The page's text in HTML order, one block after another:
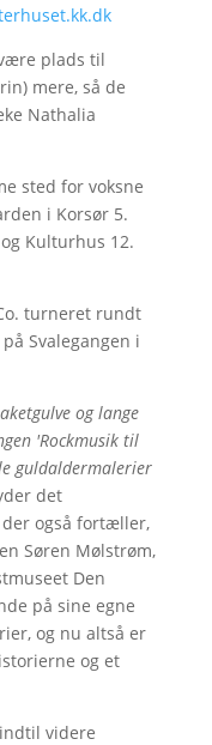
plads til
mere, så de
Nathalia
sted for voksne
i Korsør 5.
Kulturhus 12.
turneret rundt
Svalegangen i
og lange
'Rockmusik til
guldaldermalerier
det
også fortæller,
Søren Mølstrøm,
Den
på sine egne
og nu altså er
og et
videre